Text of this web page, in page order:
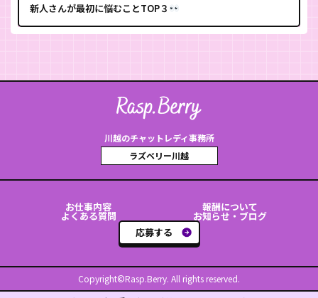
新人さんが最初に悩むことTOP３
川越のチャットレディ事務所
ラズベリー川越
お仕事内容 報酬について
よくある質問
お知らせ・ブログ
応募する
Copyright©Rasp.Berry. All rights reserved.